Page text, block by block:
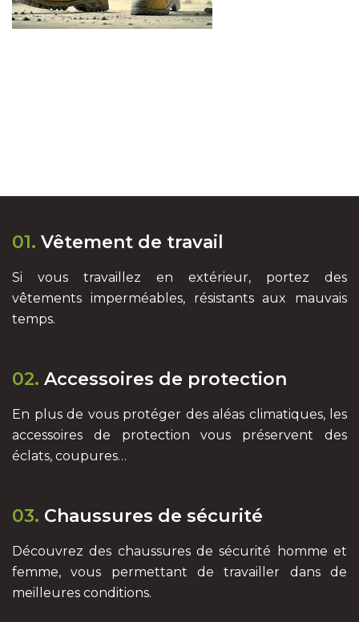
01. Vêtement de travail
Si vous travaillez en extérieur, portez des
vêtements imperméables, résistants aux mauvais
temps.
02. Accessoires de protection
En plus de vous protéger des aléas climatiques, les
accessoires de protection vous préservent des
éclats, coupures…
03. Chaussures de sécurité
Découvrez des chaussures de sécurité homme et
femme, vous permettant de travailler dans de
meilleures conditions.